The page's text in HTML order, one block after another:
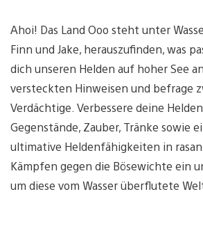
Ahoi! Das Land Ooo steht unter
Finn und Jake, herauszufinden, was
dich unseren Helden auf hoher See
versteckten Hinweisen und befrage
Verdächtige. Verbessere deine
Gegenstände, Zauber, Tränke sowie
ultimative Heldenfähigkeiten in
Kämpfen gegen die Bösewichte ein
um diese vom Wasser überflutete